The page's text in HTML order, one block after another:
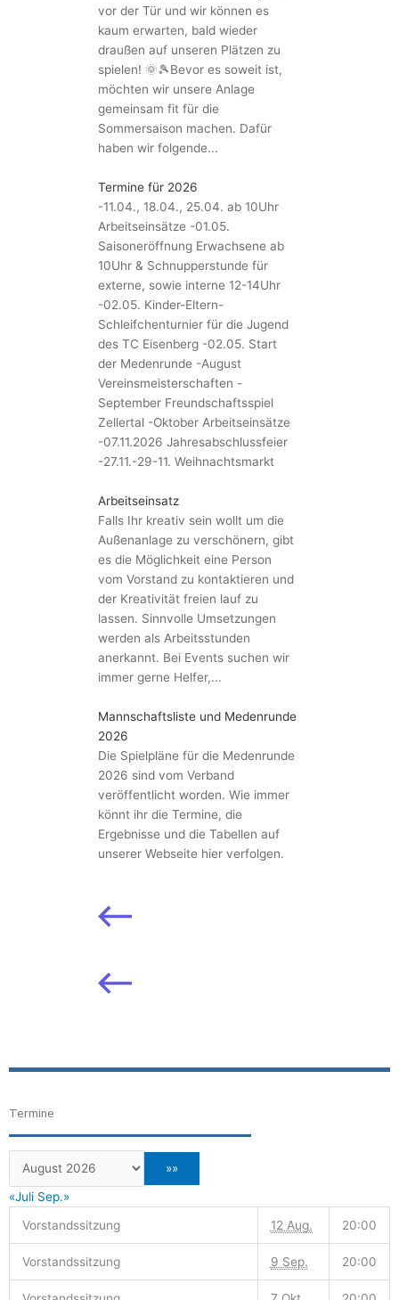
vor der Tür und wir können es
kaum erwarten, bald wieder
draußen auf unseren Plätzen zu
spielen! 🌞🎾Bevor es soweit ist,
möchten wir unsere Anlage
gemeinsam fit für die
Sommersaison machen. Dafür
haben wir folgende...
Termine für 2026
-11.04., 18.04., 25.04. ab 10Uhr
Arbeitseinsätze -01.05.
Saisoneröffnung Erwachsene ab
10Uhr & Schnupperstunde für
externe, sowie interne 12-14Uhr
-02.05. Kinder-Eltern-
Schleifchenturnier für die Jugend
des TC Eisenberg -02.05. Start
der Medenrunde -August
Vereinsmeisterschaften -
September Freundschaftsspiel
Zellertal -Oktober Arbeitseinsätze
-07.11.2026 Jahresabschlussfeier
-27.11.-29-11. Weihnachtsmarkt
Arbeitseinsatz
Falls Ihr kreativ sein wollt um die
Außenanlage zu verschönern, gibt
es die Möglichkeit eine Person
vom Vorstand zu kontaktieren und
der Kreativität freien lauf zu
lassen. Sinnvolle Umsetzungen
werden als Arbeitsstunden
anerkannt. Bei Events suchen wir
immer gerne Helfer,...
Mannschaftsliste und Medenrunde
2026
Die Spielpläne für die Medenrunde
2026 sind vom Verband
veröffentlicht worden. Wie immer
könnt ihr die Termine, die
Ergebnisse und die Tabellen auf
unserer Webseite hier verfolgen.
Termine
«Juli Sep.»
Vorstandssitzung
12 Aug. 20:00
Vorstandssitzung 9 Sep. 20:00